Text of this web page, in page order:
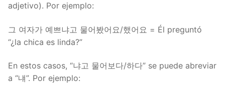
adjetivo). Por ejemplo:
그 여자가 예쁘냐고 물어봤어요/했어요 = Él preguntó
“¿la chica es linda?”
En estos casos, “냐고 물어보다/하다” se puede abreviar
a “냬”. Por ejemplo: